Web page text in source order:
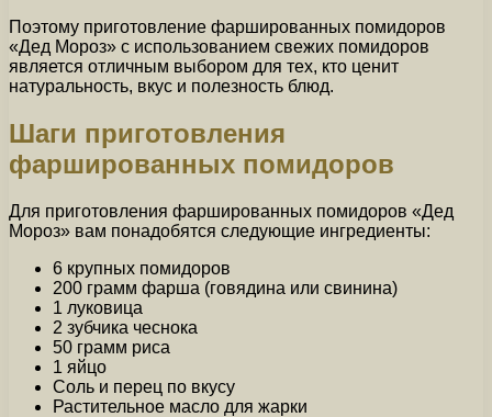
Поэтому приготовление фаршированных помидоров
«Дед Мороз» с использованием свежих помидоров
является отличным выбором для тех, кто ценит
натуральность, вкус и полезность блюд.
Шаги приготовления
фаршированных помидоров
Для приготовления фаршированных помидоров «Дед
Мороз» вам понадобятся следующие ингредиенты:
6 крупных помидоров
200 грамм фарша (говядина или свинина)
1 луковица
2 зубчика чеснока
50 грамм риса
1 яйцо
Соль и перец по вкусу
Растительное масло для жарки